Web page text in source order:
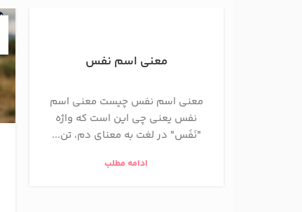
معنی اسم نفس
معنی اسم نفس چیست معنی اسم
نفس یعنی چی این است که واژه
"نَفَس" در لغت به معنای دم، تن...
ادامه مطلب